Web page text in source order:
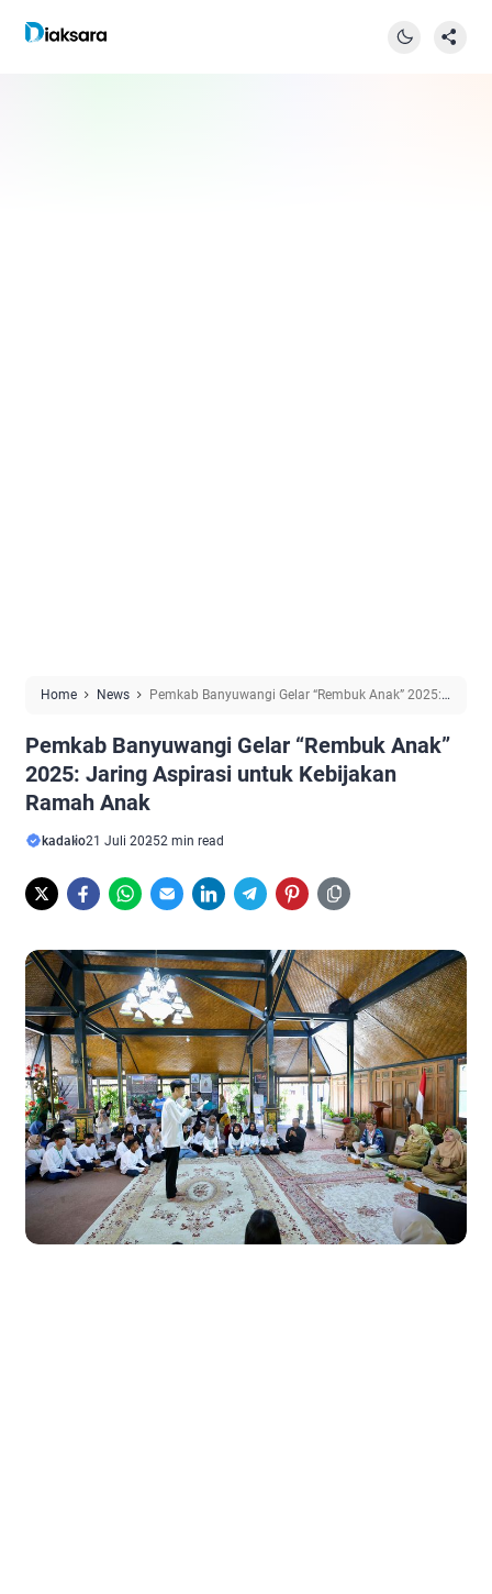
Home News
Pemkab Banyuwangi Gelar “Rembuk Anak” 2025:
Pemkab Banyuwangi Gelar “Rembuk Anak”
2025: Jaring Aspirasi untuk Kebijakan
Ramah Anak
kadalio21 Juli 20252 min read